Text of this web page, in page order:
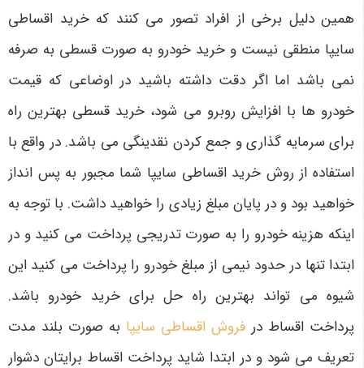
همین دلیل برخی از افراد تصور می ‌کنند که خرید اقساطی
سایپا منطقی نیست و خرید خودرو به صورت قسطی به صرفه
نمی ‌باشد اما اگر دقت داشته باشید در اوضاعی که قیمت
خودرو ها با افزایش روبرو می ‌شود، خرید قسطی بهترین راه
برای سرمایه‌ گذاری و جمع کردن نقدینگی می ‌باشد. در واقع با
استفاده از روش خرید اقساطی سایپا شما مجبور به پس ‌انداز
خواهید بود و در پایان مبلغ زیادی را خواهید داشت. با توجه به
اینکه هزینه خودرو را به صورت تدریجی پرداخت می‌ کنید و در
ابتدا تنها در حدود نیمی از مبلغ خودرو را پرداخت می ‌کنید این
شیوه می ‌تواند بهترین راه حل برای خرید خودرو باشد.
پرداخت اقساط در فروش اقساطی سایپا به صورت بلند مدت
تعریف می ‌شود و در ابتدا شاید پرداخت اقساط برایتان دشوار